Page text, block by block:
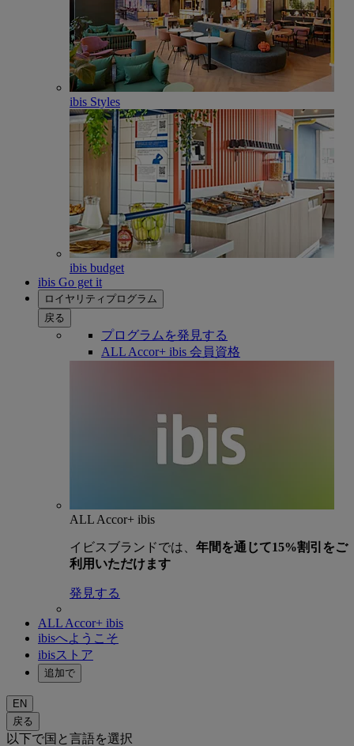
ibis Styles
ibis budget
ibis Go get it
ロイヤリティプログラム
戻る
プログラムを発見する
ALL Accor+ ibis 会員資格
ALL Accor+ ibis
イビスブランドでは、 年間を通じて15%割引をご
利用いただけます
発見する
ALL Accor+ ibis
ibisへようこそ
ibisストア
追加で
EN
戻る
以下で国と言語を選択